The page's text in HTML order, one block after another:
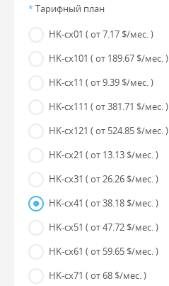
*Тарифный план
HK-cx01 ( от 7.17 $/мес. )
HK-cx101 ( от 189.67 $/мес. )
HK-cx11 ( от 9.39 $/мес. )
HK-cx111 ( от 381.71 $/мес. )
HK-cx121 ( от 524.85 $/мес. )
HK-cx21 ( от 13.13 $/мес. )
HK-cx31 ( от 26.26 $/мес. )
HK-cx41 ( от 38.18 $/мес. )
HK-cx51 ( от 47.72 $/мес. )
HK-cx61 ( от 59.65 $/мес. )
HK-cx71 ( от 68 $/мес. )